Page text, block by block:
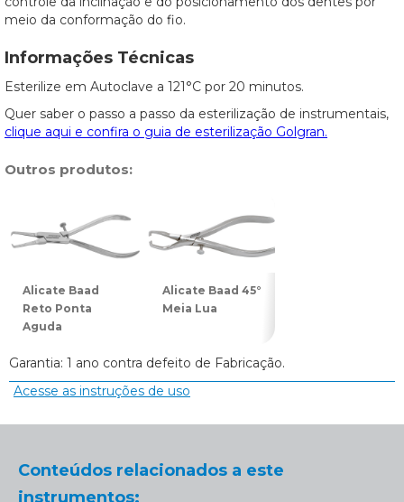
meio da conformação do fio.
Informações Técnicas
Esterilize em Autoclave a 121°C por 20 minutos.
Quer saber o passo a passo da esterilização de instrumentais,
clique aqui e confira o guia de esterilização Golgran.
Outros produtos:
Alicate Baad
Reto Ponta
Aguda
Alicate Baad 45°
Meia Lua
Garantia: 1 ano contra defeito de Fabricação.
Acesse as instruções de uso
Conteúdos relacionados a este
instrumentos: